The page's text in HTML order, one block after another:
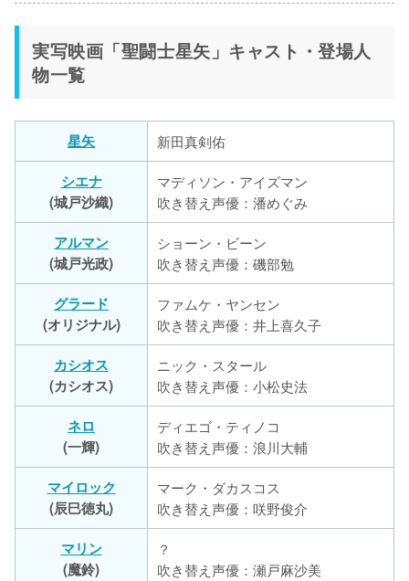
実写映画「聖闘士星矢」キャスト・登場人
物一覧
星矢
新田真剣佑
シエナ
(城戸沙織)
マディソン・アイズマン
吹き替え声優：潘めぐみ
アルマン
(城戸光政)
ショーン・ビーン
吹き替え声優：磯部勉
グラード
(オリジナル)
ファムケ・ヤンセン
吹き替え声優：井上喜久子
カシオス
(カシオス)
ニック・スタール
吹き替え声優：小松史法
ネロ
(一輝)
ディエゴ・ティノコ
吹き替え声優：浪川大輔
マイロック
(辰巳徳丸)
マーク・ダカスコス
吹き替え声優：咲野俊介
マリン
(魔鈴)
？
吹き替え声優：瀬戸麻沙美